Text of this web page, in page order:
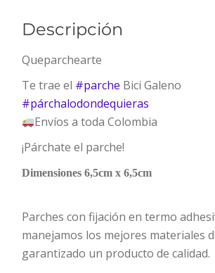
Descripción
Queparchearte
Te trae el #parche Bici Galeno
#párchalodondequieras
Envíos a toda Colombia
¡Párchate el parche!
Dimensiones 6,5cm x 6,5cm
Parches con fijación en termo
manejamos los mejores materiales
garantizado un producto de calidad.